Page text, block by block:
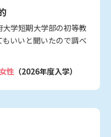
学短期大学部の初等教
いいと聞いたので調べ
女性 （2026年度入学）